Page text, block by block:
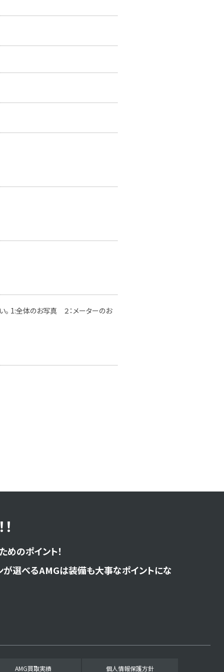
1:全体のお写真 ２：メーターのお
のポイント！
が選べるAMGは装備も大事なポイントにな
AMG買取実績 個人情報保護方針